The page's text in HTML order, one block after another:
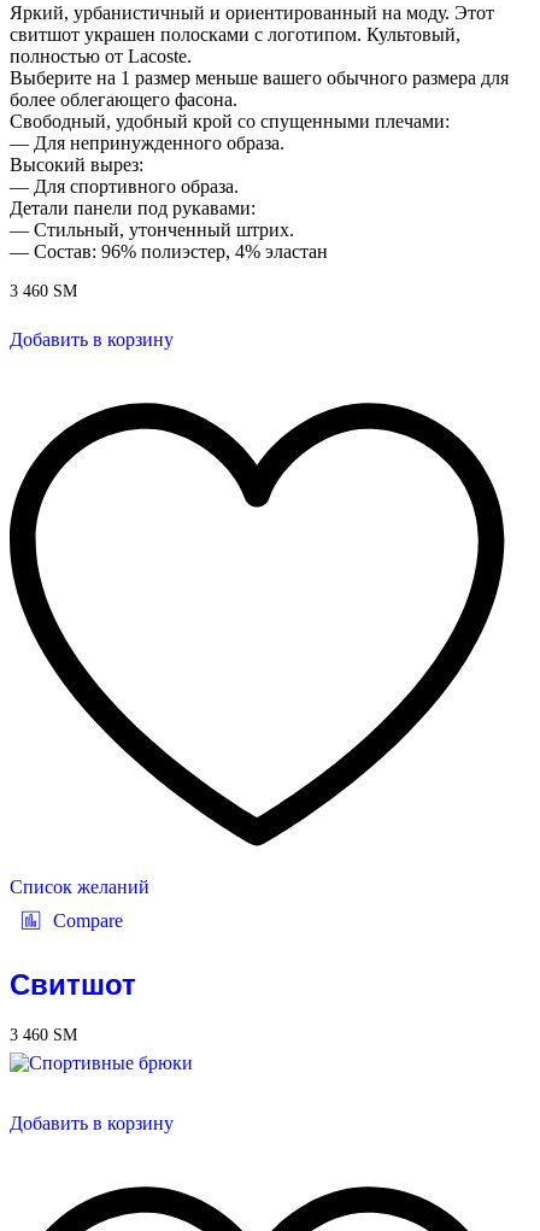
Яркий, урбанистичный и ориентированный на моду. Этот
свитшот украшен полосками с логотипом. Культовый,
полностью от Lacoste.
Выберите на 1 размер меньше вашего обычного размера для
более облегающего фасона.
Свободный, удобный крой со спущенными плечами:
— Для непринужденного образа.
Высокий вырез:
— Для спортивного образа.
Детали панели под рукавами:
— Стильный, утонченный штрих.
— Состав: 96% полиэстер, 4% эластан
3 460 ЅМ
Добавить в корзину
Список желаний
Compare
Свитшот
3 460 ЅМ
Добавить в корзину